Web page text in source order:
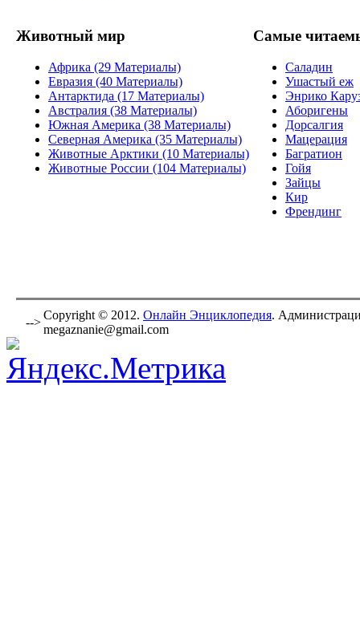
Животный мир
Африка (29 Материалы)
Евразия (40 Материалы)
Антарктида (17 Материалы)
Австралия (38 Материалы)
Южная Америка (38 Материалы)
Северная Америка (35 Материалы)
Животные Арктики (10 Материалы)
Животные России (104 Материалы)
Самые
Саладин
Ушастый еж
Энрико
Аборигены
Дорсалгия
Мацерация
Багратион
Гойя
Зайцы
Кир
Френдинг
-->
Copyright © 2012. Онлайн Энциклопедия.
megaznanie@gmail.com